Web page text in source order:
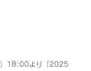
）18:00より「2025